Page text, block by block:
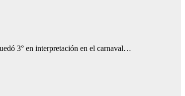
3° en interpretación en el carnaval…